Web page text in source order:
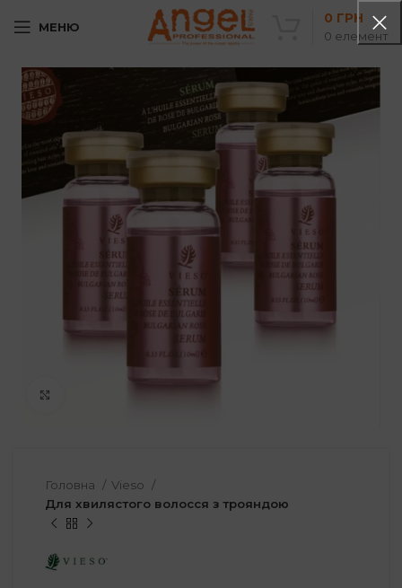
МЕНЮ
0 елемент
0 ГРН
Головна
Vieso
Для хвилястого волосся з трояндою